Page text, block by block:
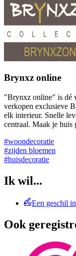
Brynxz online
"Brynxz online" is dé
verkopen exclusieve
elk interieur. Snelle
centraal. Maak je huis
#woondecoratie
#zijden bloemen
#huisdecoratie
Ik wil...
Een geschil
Ook